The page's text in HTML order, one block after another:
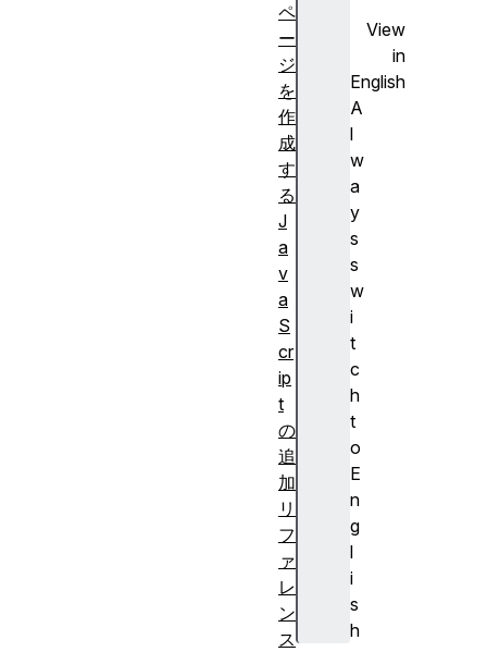
View
in
English
A
l
w
a
y
s
s
w
i
t
c
h
t
o
E
n
g
l
i
s
h
ペ
ー
ジ
を
作
成
す
る
J
a
v
a
S
cr
ip
t
の
追
加
リ
フ
ァ
レ
ン
ス